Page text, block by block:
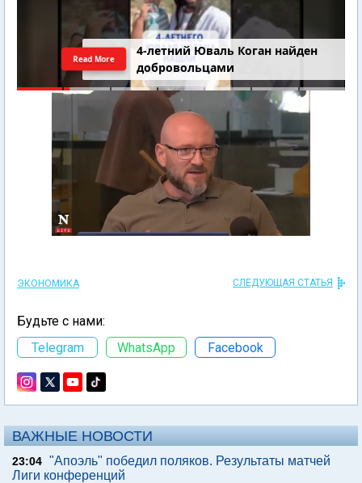
4-летний Юваль Коган найден
добровольцами
Read More
ЭКОНОМИКА СЛЕДУЮЩАЯ СТАТЬЯ
Будьте с нами:
Telegram
WhatsApp Facebook
ВАЖНЫЕ НОВОСТИ
23:04 "Апоэль" победил поляков. Результаты матчей
Лиги конференций